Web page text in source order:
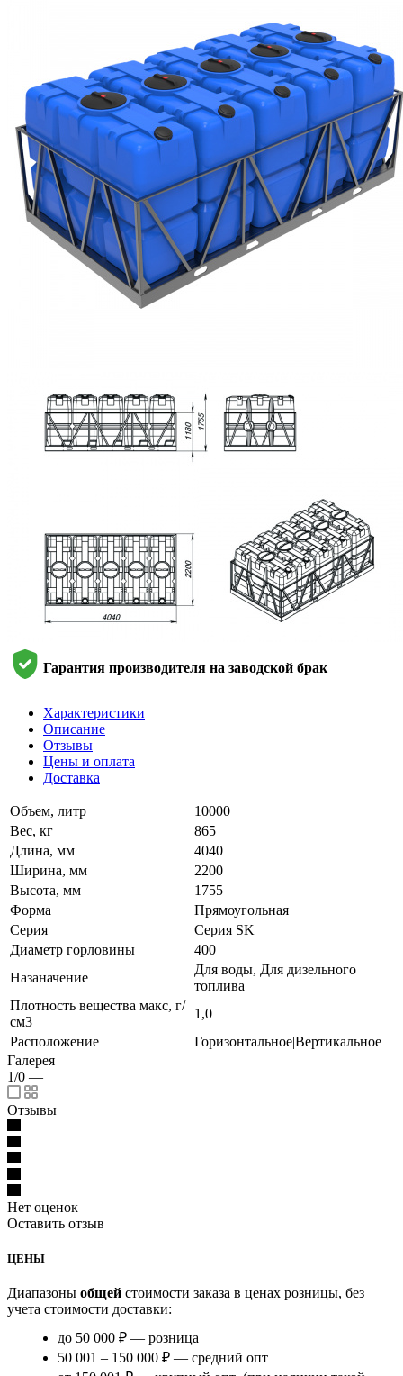
Гарантия производителя на заводской брак
Характеристики
Описание
Отзывы
Цены и оплата
Доставка
Объем, литр
10000
Вес, кг
865
Длина, мм
4040
Ширина, мм
2200
Высота, мм
1755
Форма
Прямоугольная
Серия
Серия SK
Диаметр горловины
400
Назаначение
Для воды, Для дизельного
топлива
Плотность вещества макс, г/
см3
1,0
Расположение
Горизонтальное|Вертикальное
Галерея
1/0 —
Отзывы
Нет оценок
Оставить отзыв
ЦЕНЫ
Диапазоны общей стоимости заказа в ценах розницы, без
учета стоимости доставки:
до 50 000 ₽ — розница
50 001 – 150 000 ₽ — средний опт